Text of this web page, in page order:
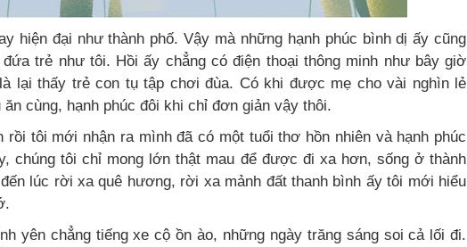
hiện đại như thành phố. Vậy mà những hạnh phúc bình dị ấy cũng
trẻ như tôi. Hồi ấy chẳng có điện thoại thông minh như bây giờ
lại thấy trẻ con tụ tập chơi đùa. Có khi được mẹ cho vài nghìn lẻ
ăn cùng, hạnh phúc đôi khi chỉ đơn giản vậy thôi.
rồi tôi mới nhận ra mình đã có một tuổi thơ hồn nhiên và hạnh phúc
chúng tôi chỉ mong lớn thật mau để được đi xa hơn, sống ở thành
lúc rời xa quê hương, rời xa mảnh đất thanh bình ấy tôi mới hiểu
yên chẳng tiếng xe cộ ồn ào, những ngày trăng sáng soi cả lối đi.